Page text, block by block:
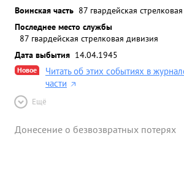
Воинская часть 87 гвардейская
Последнее место службы
87 гвардейская стрелковая дивизия
Дата выбытия 14.04.1945
Новое
Читать об этих событиях в
части
Ещё
Донесение о безвозвратных потерях